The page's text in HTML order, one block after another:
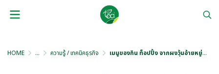
HOME ... ความรู้ / เทคนิคธุรกิจ เมนูของกิน ท็อปปิ้ง จากผงวุ้นอ้ายหยู่ ความอร่อยทำกินก็ดีทำขายก็ได้